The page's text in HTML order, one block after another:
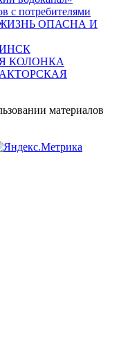
с потребителями
ОПАСНА И
КОЛОНКА
материалов